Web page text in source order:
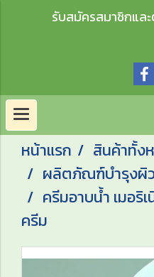
รับสมัครสมาชิกแล
หน้าแรก สินค้าทั้ง
ผลิตภัณฑ์บำรุงผิ
ครีมอาบน้ำ เมอริ
ครีม